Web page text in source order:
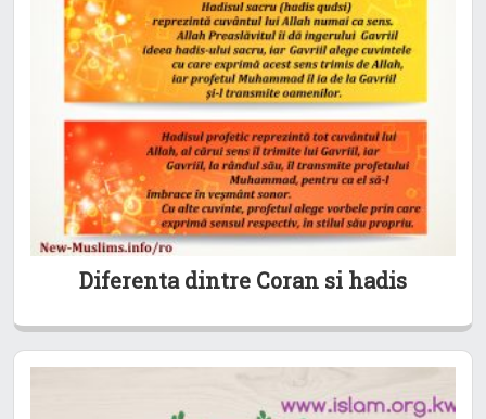
Diferenta dintre Coran si hadis